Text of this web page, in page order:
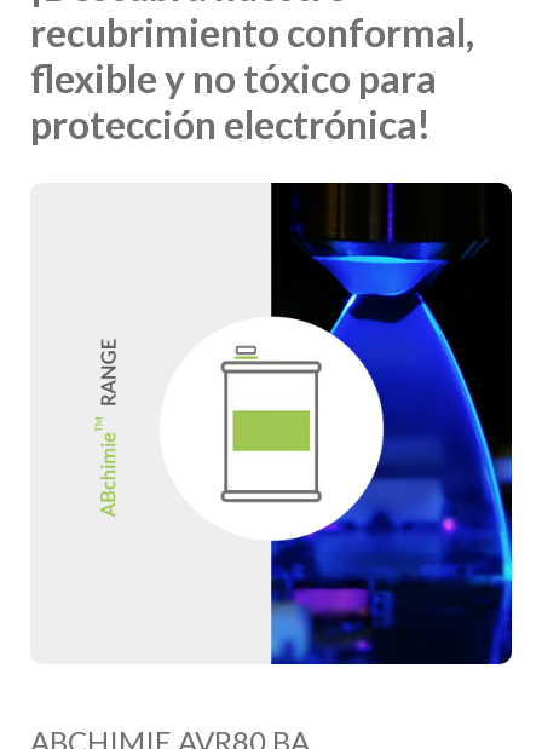
recubrimiento conformal,
flexible y no tóxico para
protección electrónica!
ABCHIMIE AVR80 BA